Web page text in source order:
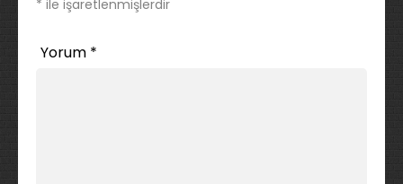
* ile işaretlenmişlerdir
Yorum *